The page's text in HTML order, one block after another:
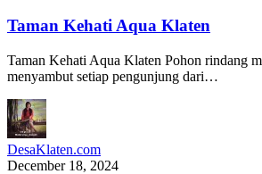
Taman Kehati Aqua Klaten
Taman Kehati Aqua Klaten Pohon rindang
menyambut setiap pengunjung dari…
DesaKlaten.com
December 18, 2024